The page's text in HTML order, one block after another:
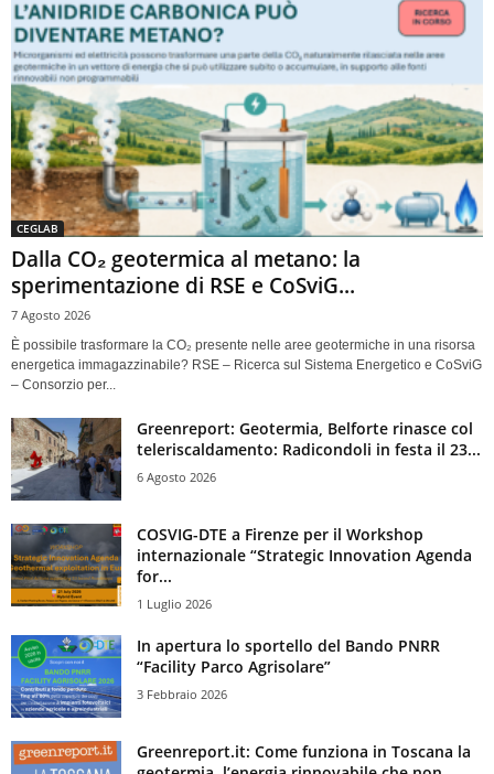
CEGLAB
Dalla CO₂ geotermica al metano: la
sperimentazione di RSE e CoSviG...
7 Agosto 2026
È possibile trasformare la CO₂ presente nelle aree geotermiche in una risorsa
energetica immagazzinabile? RSE – Ricerca sul Sistema Energetico e CoSviG
– Consorzio per...
Greenreport: Geotermia, Belforte rinasce col
teleriscaldamento: Radicondoli in festa il 23...
6 Agosto 2026
COSVIG-DTE a Firenze per il Workshop
internazionale “Strategic Innovation Agenda
for...
1 Luglio 2026
In apertura lo sportello del Bando PNRR
“Facility Parco Agrisolare”
3 Febbraio 2026
Greenreport.it: Come funziona in Toscana la